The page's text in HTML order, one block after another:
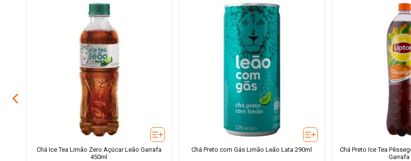
Chá Ice Tea Limão Zero Açúcar Leão Garrafa
450ml
Chá Preto com Gás Limão Leão Lata 290ml
Chá Preto Ice Tea
Garrafa